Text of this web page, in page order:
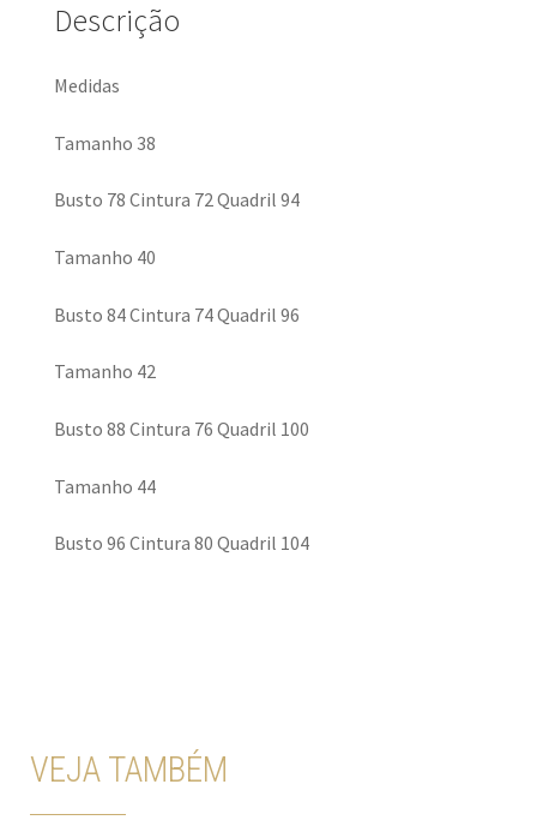
Descrição
Medidas
Tamanho 38
Busto 78 Cintura 72 Quadril 94
Tamanho 40
Busto 84 Cintura 74 Quadril 96
Tamanho 42
Busto 88 Cintura 76 Quadril 100
Tamanho 44
Busto 96 Cintura 80 Quadril 104
VEJA TAMBÉM